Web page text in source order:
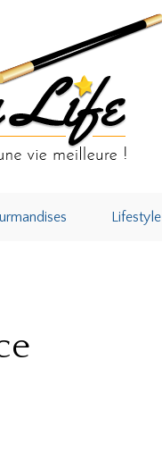
Lifestyle